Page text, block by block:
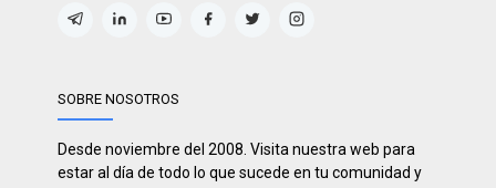
SOBRE NOSOTROS
Desde noviembre del 2008. Visita nuestra web para
estar al día de todo lo que sucede en tu comunidad y